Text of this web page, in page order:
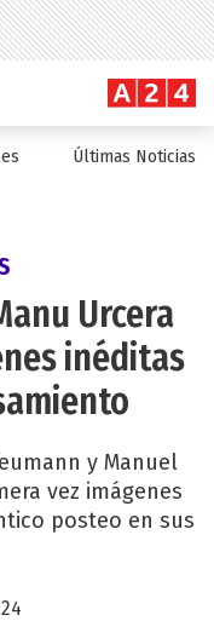
Últimas Noticias
Urcera
inéditas
y Manuel
vez imágenes
posteo en sus